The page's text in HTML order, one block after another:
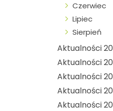
Czerwiec
Lipiec
Sierpień
Aktualności
Aktualności
Aktualności
Aktualności
Aktualności